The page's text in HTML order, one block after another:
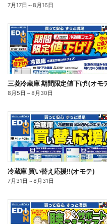
7月17日 ～8月16日
三菱冷蔵庫 期間限定値下げ!(オモ
8月5日 ～8月30日
冷蔵庫 買い替え応援!!(オモテ)
7月31日 ～8月31日